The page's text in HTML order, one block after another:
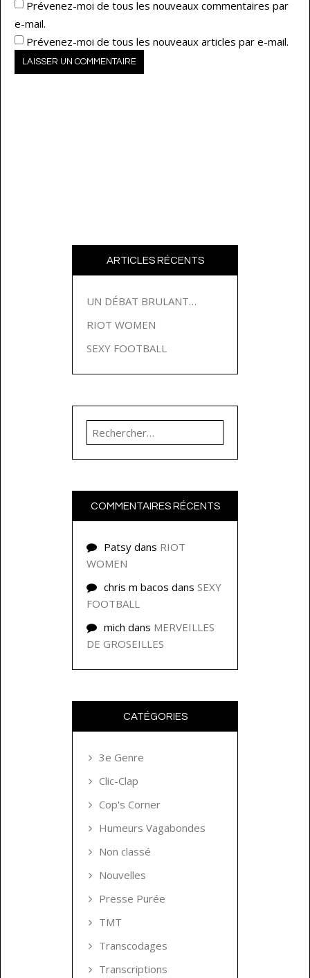
Prévenez-moi de tous les nouveaux commentaires par
e-mail.
Prévenez-moi de tous les nouveaux articles par e-mail.
ARTICLES RÉCENTS
UN DÉBAT BRULANT…
RIOT WOMEN
SEXY FOOTBALL
Rechercher :
COMMENTAIRES RÉCENTS
Patsy dans RIOT
WOMEN
chris m bacos dans SEXY
FOOTBALL
mich dans MERVEILLES
DE GROSEILLES
CATÉGORIES
3e Genre
Clic-Clap
Cop's Corner
Humeurs Vagabondes
Non classé
Nouvelles
Presse Purée
TMT
Transcodages
Transcriptions